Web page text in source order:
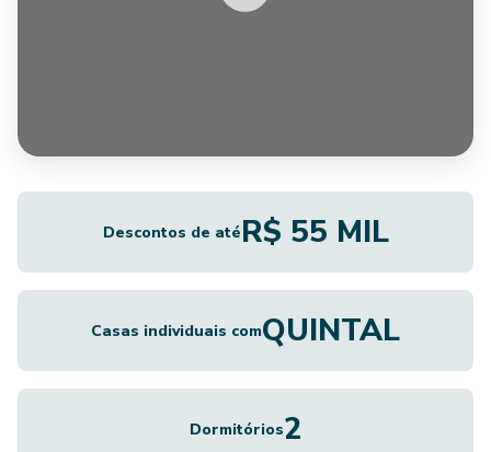
Descontos de atéR$ 55 MIL
Casas individuais comQUINTAL
Dormitórios2